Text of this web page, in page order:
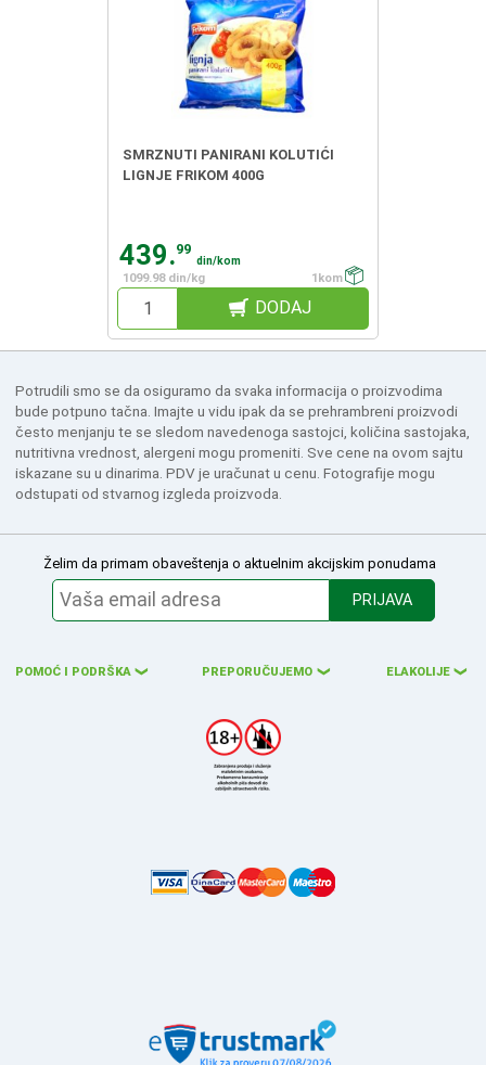
SMRZNUTI PANIRANI KOLUTIĆI
LIGNJE FRIKOM 400G
439.99
din/kom
1099.98 din/kg
1kom
DODAJ
Potrudili smo se da osiguramo da svaka informacija o proizvodima
bude potpuno tačna. Imajte u vidu ipak da se prehrambreni proizvodi
često menjanju te se sledom navedenoga sastojci, količina sastojaka,
nutritivna vrednost, alergeni mogu promeniti. Sve cene na ovom sajtu
iskazane su u dinarima. PDV je uračunat u cenu. Fotografije mogu
odstupati od stvarnog izgleda proizvoda.
Želim da primam obaveštenja o aktuelnim akcijskim ponudama
PRIJAVA
POMOĆ I PODRŠKA ❮ PREPORUČUJEMO ❮ ELAKOLIJE ❮